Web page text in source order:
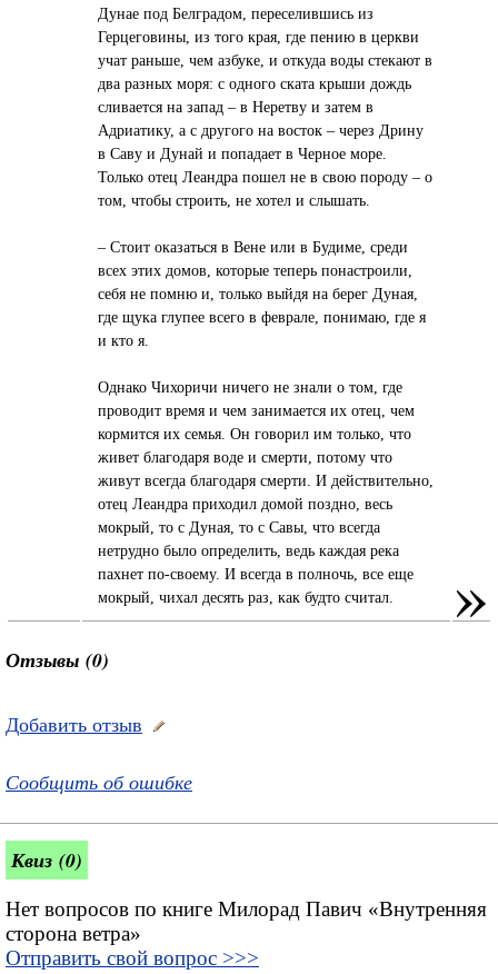
Дунае под Белградом, переселившись из
Герцеговины, из того края, где пению в церкви
учат раньше, чем азбуке, и откуда воды стекают в
два разных моря: с одного ската крыши дождь
сливается на запад – в Неретву и затем в
Адриатику, а с другого на восток – через Дрину
в Саву и Дунай и попадает в Черное море.
Только отец Леандра пошел не в свою породу – о
том, чтобы строить, не хотел и слышать.
– Стоит оказаться в Вене или в Будиме, среди
всех этих домов, которые теперь понастроили,
себя не помню и, только выйдя на берег Дуная,
где щука глупее всего в феврале, понимаю, где я
и кто я.
Однако Чихоричи ничего не знали о том, где
проводит время и чем занимается их отец, чем
кормится их семья. Он говорил им только, что
живет благодаря воде и смерти, потому что
живут всегда благодаря смерти. И действительно,
отец Леандра приходил домой поздно, весь
мокрый, то с Дуная, то с Савы, что всегда
нетрудно было определить, ведь каждая река
пахнет по-своему. И всегда в полночь, все еще
мокрый, чихал десять раз, как будто считал.
»
Отзывы (0)
Добавить отзыв
Сообщить об ошибке
Квиз (0)
Нет вопросов по книге Милорад Павич «Внутренняя
сторона ветра»
Отправить свой вопрос >>>